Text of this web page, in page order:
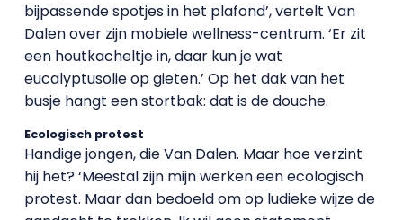
bijpassende spotjes in het plafond’, vertelt Van
Dalen over zijn mobiele wellness-centrum. ‘Er zit
een houtkacheltje in, daar kun je wat
eucalyptusolie op gieten.’ Op het dak van het
busje hangt een stortbak: dat is de douche.
Ecologisch protest
Handige jongen, die Van Dalen. Maar hoe verzint
hij het? ‘Meestal zijn mijn werken een ecologisch
protest. Maar dan bedoeld om op ludieke wijze de